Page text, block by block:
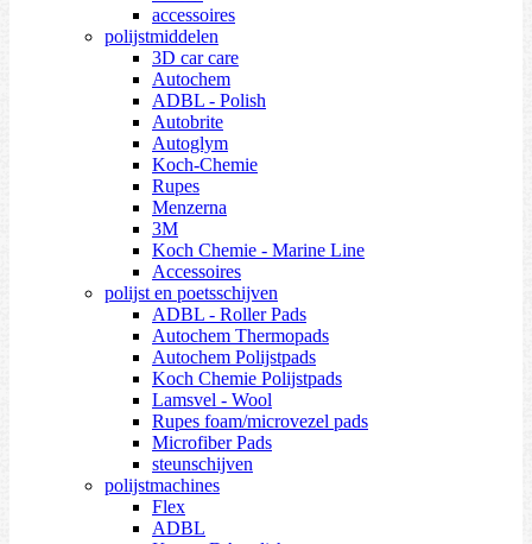
accessoires
polijstmiddelen
3D car care
Autochem
ADBL - Polish
Autobrite
Autoglym
Koch-Chemie
Rupes
Menzerna
3M
Koch Chemie - Marine Line
Accessoires
polijst en poetsschijven
ADBL - Roller Pads
Autochem Thermopads
Autochem Polijstpads
Koch Chemie Polijstpads
Lamsvel - Wool
Rupes foam/microvezel pads
Microfiber Pads
steunschijven
polijstmachines
Flex
ADBL